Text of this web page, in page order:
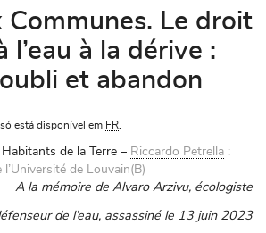
Communes. Le droit
l’eau à la dérive :
et abandon
está disponível em FR
de la Terre – Riccardo Petrella :
de Louvain(B)
A la mémoire de Alvaro Arzivu, écologiste
de l’eau, assassiné le 13 juin 2023